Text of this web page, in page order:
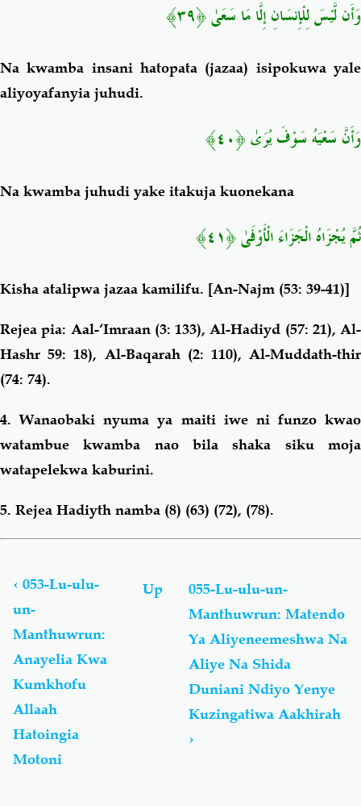
وَأَن لَّيْسَ لِلْإِنسَانِ إِلَّا مَا سَعَىٰ ﴿٣٩﴾
Na kwamba insani hatopata (jazaa) isipokuwa yale
aliyoyafanyia juhudi.
وَأَنَّ سَعْيَهُ سَوْفَ يُرَىٰ ﴿٤٠﴾
Na kwamba juhudi yake itakuja kuonekana
ثُمَّ يُجْزَاهُ الْجَزَاءَ الْأَوْفَىٰ ﴿٤١﴾
Kisha atalipwa jazaa kamilifu. [An-Najm (53: 39-41)]
Rejea pia: Aal-‘Imraan (3: 133), Al-Hadiyd (57: 21), Al-
Hashr 59: 18), Al-Baqarah (2: 110), Al-Muddath-thir
(74: 74).
4. Wanaobaki nyuma ya maiti iwe ni funzo kwao
watambue kwamba nao bila shaka siku moja
watapelekwa kaburini.
5. Rejea Hadiyth namba (8) (63) (72), (78).
links
Lu-
ulu-
un-
Manthuwrun
لُؤْلُؤ
مَّنثُور
‹ 053-Lu-ulu-
un-
Manthuwrun:
Anayelia Kwa
Kumkhofu
Allaah
Hatoingia
Motoni
Up
055-Lu-ulu-un-
Manthuwrun: Matendo
Ya Aliyeneemeshwa Na
Aliye Na Shida
Duniani Ndiyo Yenye
Kuzingatiwa Aakhirah
›